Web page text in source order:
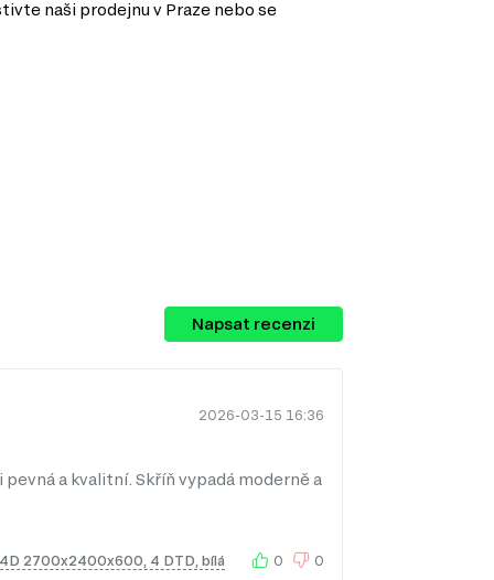
naši prodejnu v Praze nebo se
Napsat recenzi
2026-03-15 16:36
a kvalitní. Skříň vypadá moderně a
2700x2400x600, 4 DTD, bílá 0 0